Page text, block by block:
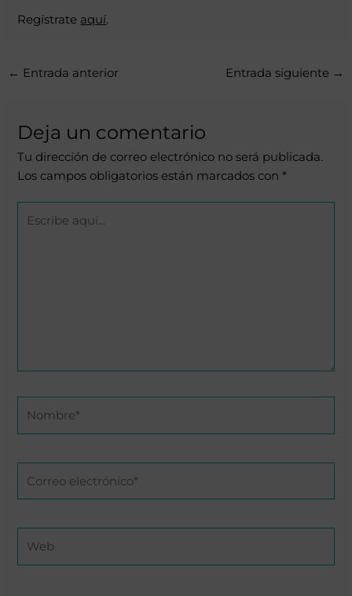
Regístrate aquí.
← Entrada anterior Entrada siguiente →
Deja un comentario
Tu dirección de correo electrónico no será publicada.
Los campos obligatorios están marcados con*
electrónico*